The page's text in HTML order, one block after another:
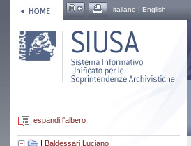
italiano | English
espandi l'albero
| Baldessari Luciano